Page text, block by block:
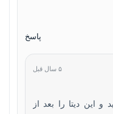
پاسخ
۵ سال قبل
و این دیتا را بعد از